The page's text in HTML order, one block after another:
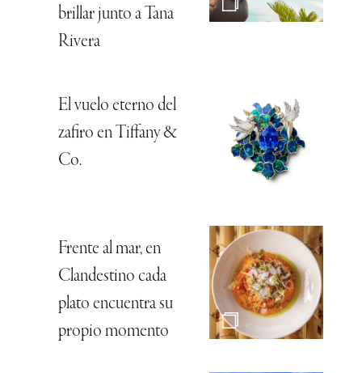
brillar junto a Tana
Rivera
El vuelo eterno del
zafiro en Tiffany &
Co.
Frente al mar, en
Clandestino cada
plato encuentra su
propio momento